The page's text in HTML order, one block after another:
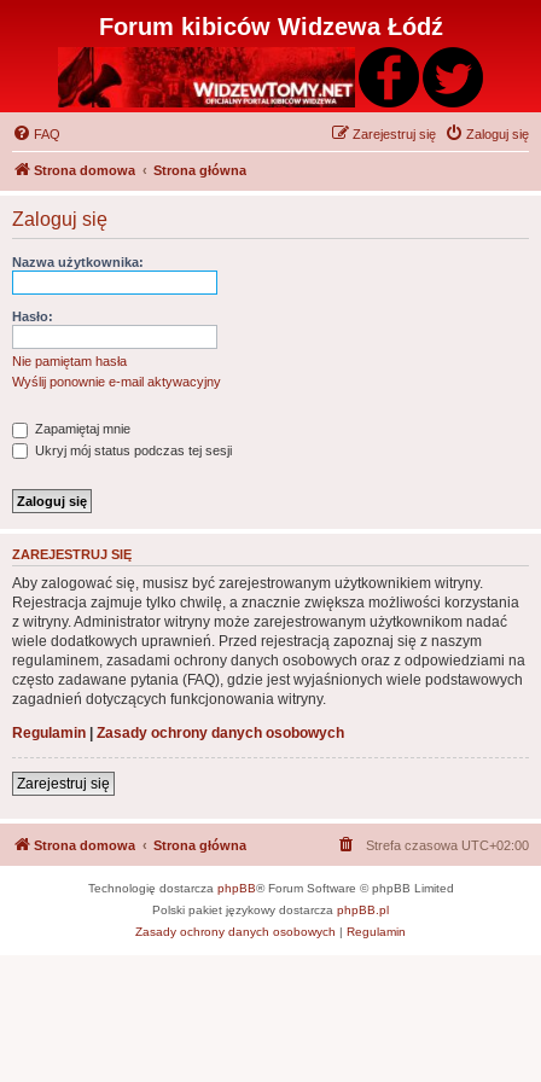
Forum kibiców Widzewa Łódź
FAQ Zaloguj się
Zarejestruj się
Strona domowa Strona główna
Zaloguj się
Nazwa użytkownika:
Hasło:
Nie pamiętam hasła
Wyślij ponownie e-mail aktywacyjny
Zapamiętaj mnie
Ukryj mój status podczas tej sesji
ZAREJESTRUJ SIĘ
Aby zalogować się, musisz być zarejestrowanym użytkownikiem witryny.
Rejestracja zajmuje tylko chwilę, a znacznie zwiększa możliwości korzystania
z witryny. Administrator witryny może zarejestrowanym użytkownikom nadać
wiele dodatkowych uprawnień. Przed rejestracją zapoznaj się z naszym
regulaminem, zasadami ochrony danych osobowych oraz z odpowiedziami na
często zadawane pytania (FAQ), gdzie jest wyjaśnionych wiele podstawowych
zagadnień dotyczących funkcjonowania witryny.
Regulamin | Zasady ochrony danych osobowych
Zarejestruj się
Strona domowa Strona główna Strefa czasowa UTC+02:00
Technologię dostarcza phpBB® Forum Software © phpBB Limited
Polski pakiet językowy dostarcza phpBB.pl
Zasady ochrony danych osobowych | Regulamin